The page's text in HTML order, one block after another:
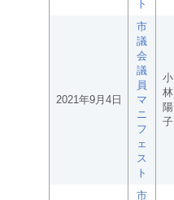
ト
2021年9月4日
市
議
会
議
員
マ
ニ
フ
ェ
ス
ト
小
林
陽
子
市